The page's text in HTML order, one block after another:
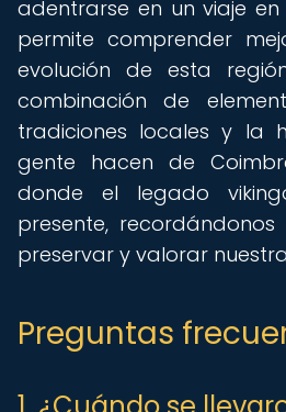
adentrarse en un viaje
permite comprender
evolución de esta
combinación de
tradiciones locales y la
gente hacen de
donde el legado
presente,
preservar y valorar
Preguntas